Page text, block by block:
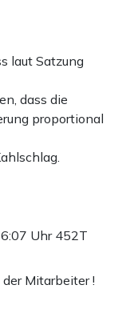
laut Satzung
dass die
proportional
Uhr 452T
Mitarbeiter !